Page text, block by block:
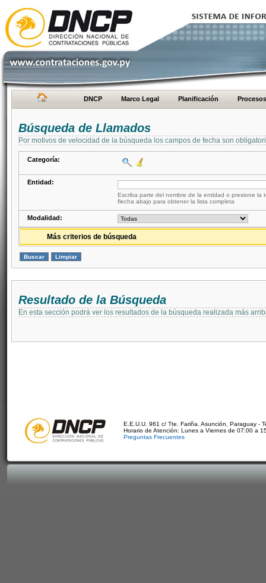
DNCP Marco Legal Planificación Procesos
Búsqueda de Llamados
Por motivos de velocidad de la búsqueda los campos de fecha son
Categoría:
Entidad:
Escriba parte del nombre de la entidad o presione la
flecha abajo para obtener la lista completa
Modalidad:
Más criterios de búsqueda
Resultado de la Búsqueda
En esta sección podrá ver los resultados de la búsqueda realizada más
E.E.U.U. 961 c/ Tte. Fariña. Asunción, Paraguay -
Horario de Atención: Lunes a Viernes de 07:00 a
Preguntas Frecuentes